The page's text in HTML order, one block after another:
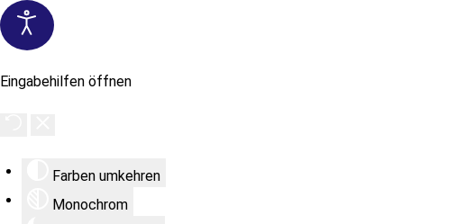
Eingabehilfen öffnen
Farben umkehren
Monochrom